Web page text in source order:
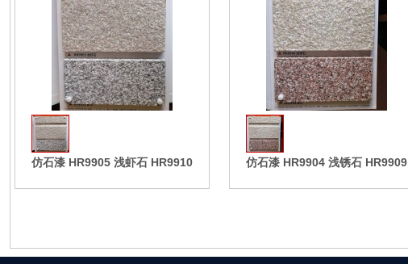
仿石漆 HR9905 浅虾石 HR9910
仿石漆 HR9904 浅锈石 HR9909